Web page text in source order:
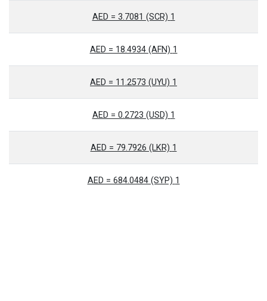
1 AED = 3.7081 (SCR)
1 AED = 18.4934 (AFN)
1 AED = 11.2573 (UYU)
1 AED = 0.2723 (USD)
1 AED = 79.7926 (LKR)
1 AED = 684.0484 (SYP)